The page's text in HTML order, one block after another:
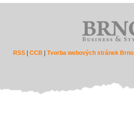
RSS |CCB |Tvorba webových stránek Brno